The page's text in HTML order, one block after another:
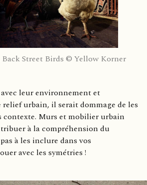
Back Street Birds © Yellow Korner
leur environnement et
relief urbain, il serait dommage de les
contexte. Murs et mobilier urbain
à la compréhension du
à les inclure dans vos
avec les symétries !